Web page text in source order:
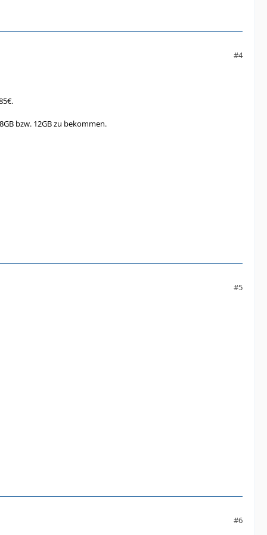
#4
bzw. 12GB zu bekommen.
#5
#6